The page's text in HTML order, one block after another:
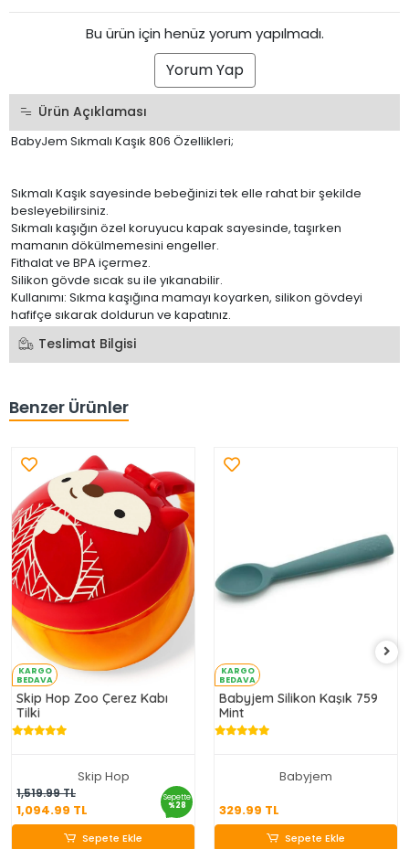
Bu ürün için henüz yorum yapılmadı.
Yorum Yap
Ürün Açıklaması
BabyJem Sıkmalı Kaşık 806 Özellikleri;
Sıkmalı Kaşık sayesinde bebeğinizi tek elle rahat bir şekilde
besleyebilirsiniz.
Sıkmalı kaşığın özel koruyucu kapak sayesinde, taşırken
mamanın dökülmemesini engeller.
Fithalat ve BPA içermez.
Silikon gövde sıcak su ile yıkanabilir.
Kullanımı: Sıkma kaşığına mamayı koyarken, silikon gövdeyi
hafifçe sıkarak doldurun ve kapatınız.
Teslimat Bilgisi
Benzer Ürünler
KARGO
BEDAVA
Skip Hop Zoo Çerez Kabı
Tilki
Skip Hop
1,519.99 TL
1,094.99 TL
Sepette
%28
1,094.99 TL
Sepete Ekle
Sepete Ekle
KARGO
BEDAVA
Babyjem Silikon Kaşık 759
Mint
Babyjem
329.99 TL
329.99 TL
Sepete Ekle